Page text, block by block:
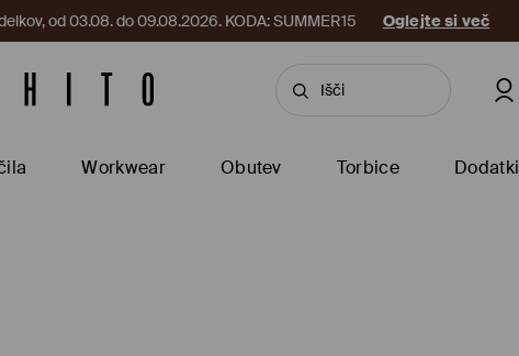
od 03.08. do 09.08.2026. KODA: SUMMER15 Oglejte si več
Workwear Obutev Torbice Dodatki